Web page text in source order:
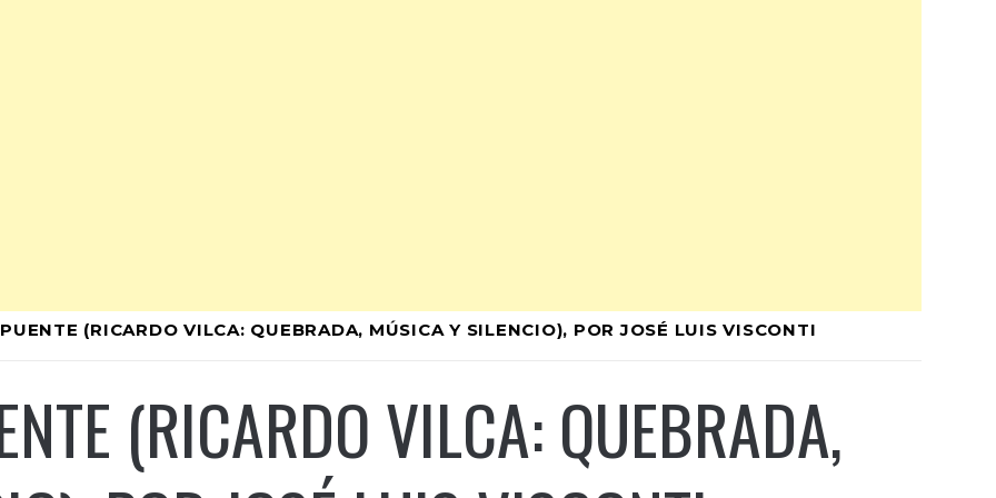
(RICARDO VILCA: QUEBRADA, MÚSICA Y SILENCIO), POR JOSÉ LUIS VISCONTI
(RICARDO VILCA: QUEBRADA,